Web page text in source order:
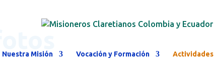
Nuestra Misión Vocación y Formación Actividades